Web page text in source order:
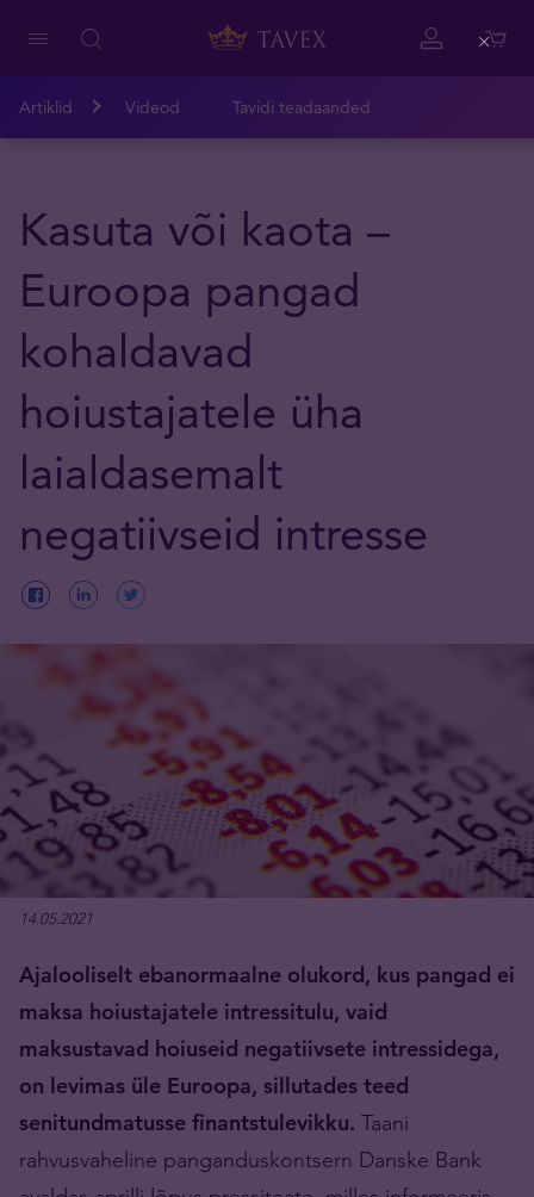
Artiklid Videod Tavidi teadaanded
Kasuta või kaota –
Euroopa pangad
kohaldavad
hoiustajatele üha
laialdasemalt
negatiivseid intresse
14.05.2021
Ajalooliselt ebanormaalne olukord, kus pangad ei
maksa hoiustajatele intressitulu, vaid
maksustavad hoiuseid negatiivsete intressidega,
on levimas üle Euroopa, sillutades teed
senitundmatusse finantstulevikku. Taani
rahvusvaheline panganduskontsern Danske Bank
Close